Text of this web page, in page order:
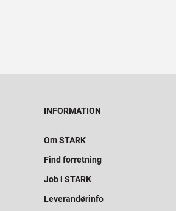
INFORMATION
Om STARK
Find forretning
Job i STARK
Leverandørinfo